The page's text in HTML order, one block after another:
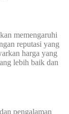
memengaruhi
reputasi yang
harga yang
lebih baik dan
pengalaman